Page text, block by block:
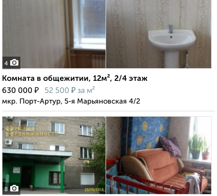
4
Комната в общежитии, 12м², 2/4 этаж
630 000 ₽ 52 500 ₽ за м²
мкр. Порт-Артур, 5-я Марьяновская 4/2
8